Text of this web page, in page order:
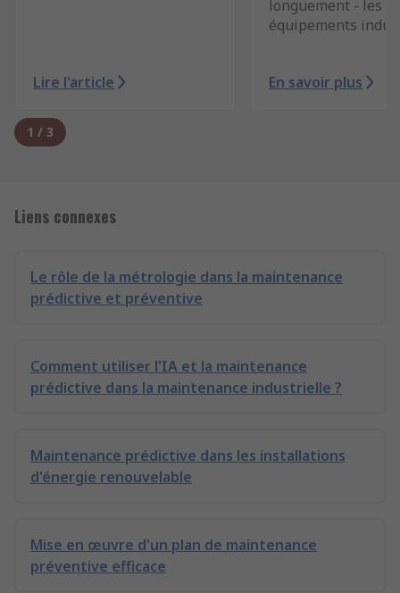
Lire l'article
longuement - les
équipements
En savoir plus
1 / 3
Liens connexes
Le rôle de la métrologie dans la maintenance
prédictive et préventive
Comment utiliser l'IA et la maintenance
prédictive dans la maintenance industrielle ?
Maintenance prédictive dans les installations
d'énergie renouvelable
Mise en œuvre d'un plan de maintenance
préventive efficace